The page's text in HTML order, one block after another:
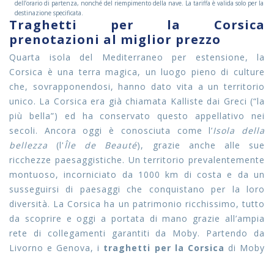
dell’orario di partenza, nonché del riempimento della nave. La tariffa è valida solo per la
destinazione specificata.
Traghetti per la Corsica
prenotazioni al miglior prezzo
Quarta isola del Mediterraneo per estensione, la
Corsica è una terra magica, un luogo pieno di culture
che, sovrapponendosi, hanno dato vita a un territorio
unico. La Corsica era già chiamata Kalliste dai Greci (“la
più bella”) ed ha conservato questo appellativo nei
secoli. Ancora oggi è conosciuta come l’Isola della
bellezza (l'Île de Beauté), grazie anche alle sue
ricchezze paesaggistiche. Un territorio prevalentemente
montuoso, incorniciato da 1000 km di costa e da un
susseguirsi di paesaggi che conquistano per la loro
diversità. La Corsica ha un patrimonio ricchissimo, tutto
da scoprire e oggi a portata di mano grazie all’ampia
rete di collegamenti garantiti da Moby. Partendo da
Livorno e Genova, i traghetti per la Corsica di Moby